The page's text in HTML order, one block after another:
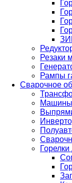
Резаки
Рампы
Сварочное
Машины